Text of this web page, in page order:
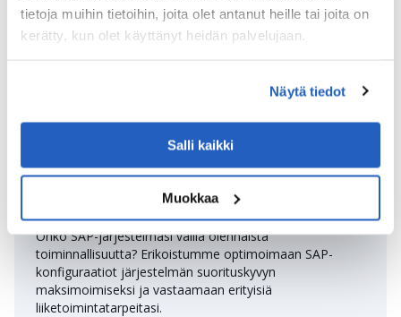
tietoja muihin tietoihin, joita olet antanut heille tai joita on
kerätty, kun olet käyttänyt heidän palvelujaan.
Näytä tiedot
Salli kaikki
Muokkaa
NÄYTÄ LISÄÄ
Onko SAP-järjestelmäsi vailla olennaista
toiminnallisuutta? Erikoistumme optimoimaan SAP-
konfiguraatiot järjestelmän suorituskyvyn
maksimoimiseksi ja vastaamaan erityisiä
liiketoimintatarpeitasi.